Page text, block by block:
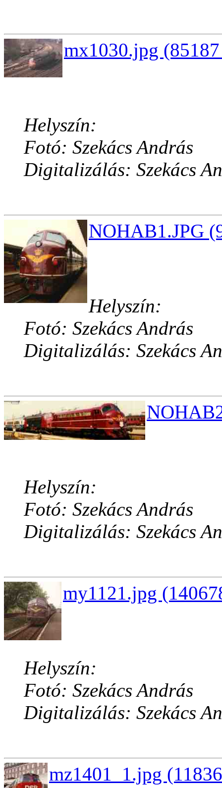
mx1030.jpg
Helyszín:
Fotó: Szekács András
Digitalizálás: Szekács
NOHAB1.JPG
Helyszín:
Fotó: Szekács András
Digitalizálás: Szekács
Helyszín:
Fotó: Szekács András
Digitalizálás: Szekács
my1121.jpg
Helyszín:
Fotó: Szekács András
Digitalizálás: Szekács
mz1401_1.jpg